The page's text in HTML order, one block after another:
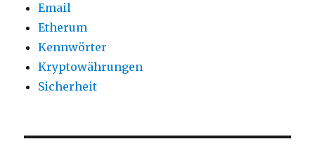
Email
Etherum
Kennwörter
Kryptowährungen
Sicherheit